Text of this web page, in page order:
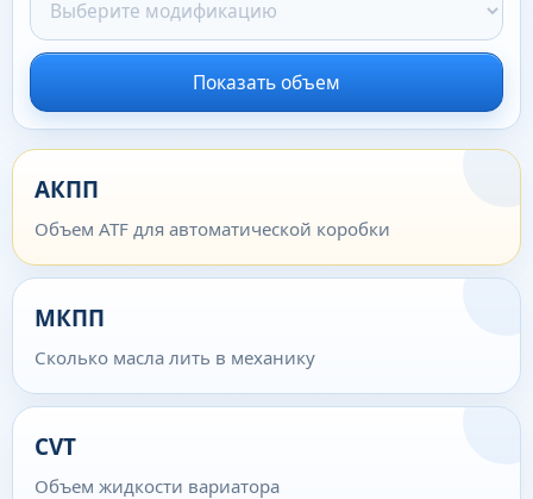
Показать объем
АКПП
Объем ATF для автоматической коробки
МКПП
Сколько масла лить в механику
CVT
Объем жидкости вариатора